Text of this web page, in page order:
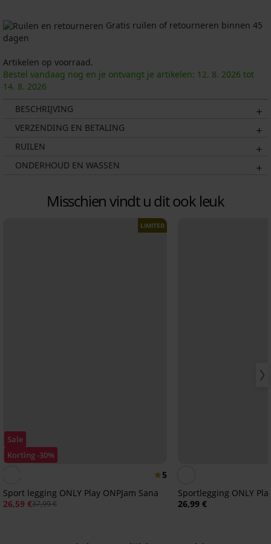
Gratis ruilen of retourneren binnen 45
dagen
Artikelen op voorraad.
Bestel vandaag nog en je ontvangt je artikelen: 12. 8. 2026 tot
14. 8. 2026
BESCHRIJVING
VERZENDING EN BETALING
RUILEN
ONDERHOUD EN WASSEN
Misschien vindt u dit ook leuk
Sale
Korting -30%
LIMITED
5
Sport legging ONLY Play ONPJam Sana
26,59 €37,99 €
Sportlegging ONLY
26,99 €